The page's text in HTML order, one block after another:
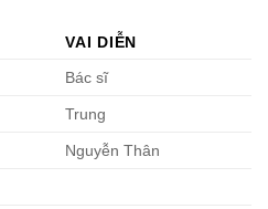
VAI DIỄN
Bác sĩ
Trung
Nguyễn Thân